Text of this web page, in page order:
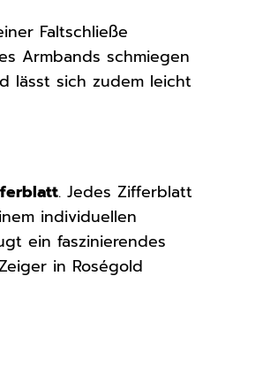
Faltschließe
Armbands schmiegen
lässt sich zudem leicht
. Jedes Zifferblatt
individuellen
ein faszinierendes
in Roségold